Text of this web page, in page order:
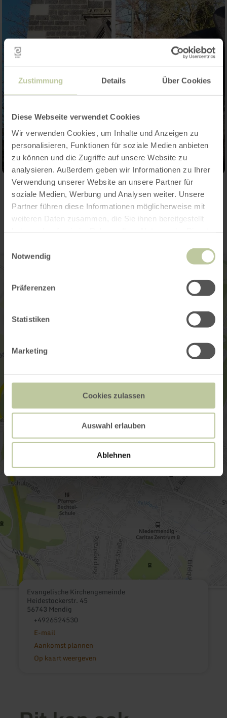
Zustimmung Details Über Cookies
Diese Webseite verwendet Cookies
Wir verwenden Cookies, um Inhalte und Anzeigen zu
personalisieren, Funktionen für soziale Medien anbieten
zu können und die Zugriffe auf unsere Website zu
analysieren. Außerdem geben wir Informationen zu Ihrer
Verwendung unserer Website an unsere Partner für
soziale Medien, Werbung und Analysen weiter. Unsere
Partner führen diese Informationen möglicherweise mit
weiteren Daten zusammen, die Sie ihnen bereitgestellt
Notwendig
Präferenzen
Statistiken
Marketing
Cookies zulassen
Auswahl erlauben
Ablehnen
Contact
Evangelische Kirchengemeinde
Heidestockerstr. 45
56743 Mendig
+4926524530
E-mail
Aankomst plannen
Op kaart weergeven